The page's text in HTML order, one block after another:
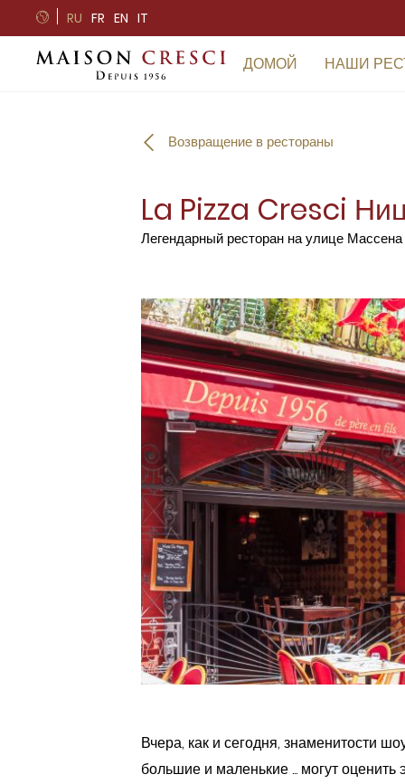
RU FR EN IT
ДОМОЙ НАШИ
Возвращение в рестораны
La Pizza Cresci
Легендарный ресторан на улице
Вчера, как и сегодня, знаменитости
большие и маленькие ... могут
Панель управления cookies